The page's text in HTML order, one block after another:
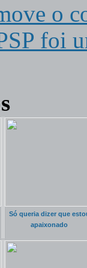
o
foi
Só queria dizer que
apaixonado